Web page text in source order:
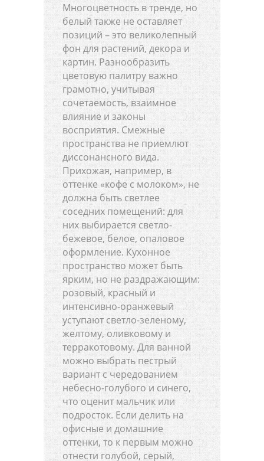
Многоцветность в тренде, но
белый также не оставляет
позиций – это великолепный
фон для растений, декора и
картин. Разнообразить
цветовую палитру важно
грамотно, учитывая
сочетаемость, взаимное
влияние и законы
восприятия. Смежные
пространства не приемлют
диссонансного вида.
Прихожая, например, в
оттенке «кофе с молоком», не
должна быть светлее
соседних помещений: для
них выбирается светло-
бежевое, белое, опаловое
оформление. Кухонное
пространство может быть
ярким, но не раздражающим:
розовый, красный и
интенсивно-оранжевый
уступают светло-зеленому,
желтому, оливковому и
терракотовому. Для ванной
можно выбрать пестрый
вариант с чередованием
небесно-голубого и синего,
что оценит мальчик или
подросток. Если делить на
офисные и домашние
оттенки, то к первым можно
отнести голубой, серый,